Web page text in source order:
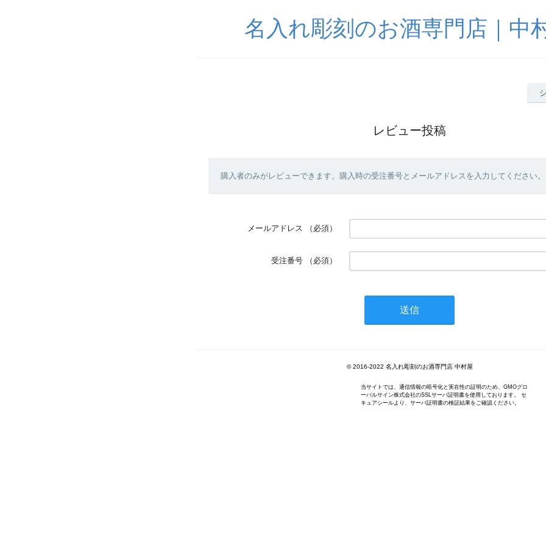
名入れ彫刻のお酒専門店｜中
レビュー投稿
購入者のみがレビューできます。購入時の受注番号とメールアドレスを入力してください。
メールアドレス （必須）
受注番号 （必須）
© 2016-2022 名入れ彫刻のお酒専門店 中村屋
当サイトでは、通信情報の暗号化と実在性の証明のため、GMOグロ
ーバルサイン株式会社のSSLサーバ証明書を使用しております。 セ
キュアシールより、サーバ証明書の検証結果をご確認ください。